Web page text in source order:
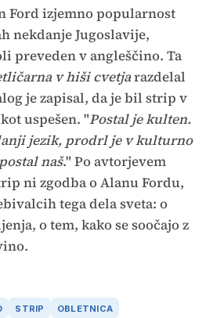
Ford izjemno popularnost
nekdanje Jugoslavije,
preveden v angleščino. Ta
v hiši cvetjarazdelal
je zapisal, da je bil strip v
uspešen. "Postal je kulten.
jezik, prodrl je v kulturno
naš." Po avtorjevem
ni zgodba o Alanu Fordu,
tega dela sveta: o
o tem, kako se soočajo z
STRIP OBLETNICA